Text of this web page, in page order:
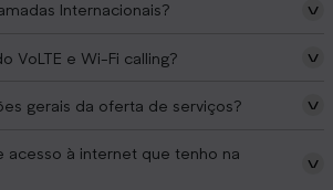
Internacionais?
VoLTE e Wi-Fi calling?
gerais da oferta de serviços?
acesso à internet que tenho na